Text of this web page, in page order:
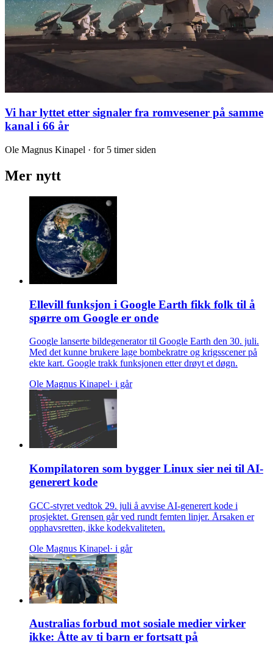
Vi har lyttet etter signaler fra romvesener på samme
kanal i 66 år
Ole Magnus Kinapel · for 5 timer siden
Mer nytt
Ellevill funksjon i Google Earth fikk folk til å
spørre om Google er onde
Google lanserte bildegenerator til Google Earth den 30. juli.
Med det kunne brukere lage bombekratre og krigsscener på
ekte kart. Google trakk funksjonen etter drøyt et døgn.
Ole Magnus Kinapel· i går
Kompilatoren som bygger Linux sier nei til AI-
generert kode
GCC-styret vedtok 29. juli å avvise AI-generert kode i
prosjektet. Grensen går ved rundt femten linjer. Årsaken er
opphavsretten, ikke kodekvaliteten.
Ole Magnus Kinapel· i går
Australias forbud mot sosiale medier virker
ikke: Åtte av ti barn er fortsatt på